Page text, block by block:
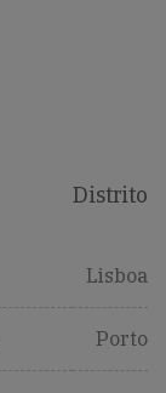
Distrito
Lisboa
Porto